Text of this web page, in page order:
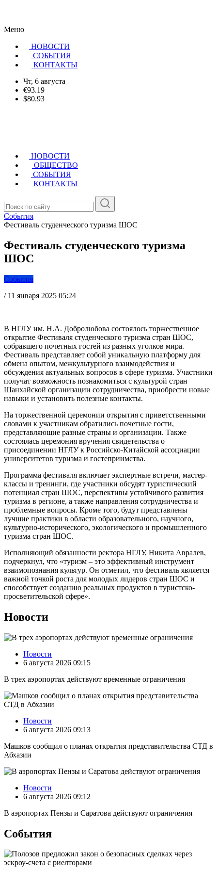
Меню
НОВОСТИ
CОБЫТИЯ
КОНТАКТЫ
Чт, 6 августа
€93.19
$80.93
НОВОСТИ
ОБЩЕСТВО
СОБЫТИЯ
КОНТАКТЫ
События
Фестиваль студенческого туризма ШОС
Фестиваль студенческого туризма
ШОС
События
/ 11 января 2025 05:24
В НГЛУ им. Н.А. Добролюбова состоялось торжественное
открытие Фестиваля студенческого туризма стран ШОС,
собравшего почетных гостей из разных уголков мира.
Фестиваль представляет собой уникальную платформу для
обмена опытом, межкультурного взаимодействия и
обсуждения актуальных вопросов в сфере туризма. Участники
получат возможность познакомиться с культурой стран
Шанхайской организации сотрудничества, приобрести новые
навыки и установить полезные контакты.
На торжественной церемонии открытия с приветственными
словами к участникам обратились почетные гости,
представляющие разные страны и организации. Также
состоялась церемония вручения свидетельства о
присоединении НГЛУ к Российско-Китайской ассоциации
университетов туризма и гостеприимства.
Программа фестиваля включает экспертные встречи, мастер-
классы и тренинги, где участники обсудят туристический
потенциал стран ШОС, перспективы устойчивого развития
туризма в регионе, а также направления сотрудничества и
проблемные вопросы. Кроме того, будут представлены
лучшие практики в области образовательного, научного,
культурно-исторического, экологического и промышленного
туризма стран ШОС.
Исполняющий обязанности ректора НГЛУ, Никита Авралев,
подчеркнул, что «туризм – это эффективный инструмент
взаимопознания культур. Он отметил, что фестиваль является
важной точкой роста для молодых лидеров стран ШОС и
способствует созданию реальных продуктов в туристско-
просветительской сфере».
Новости
Новости
6 августа 2026 09:15
В трех аэропортах действуют временные ограничения
Новости
6 августа 2026 09:13
Машков сообщил о планах открытия представительства СТД в
Абхазии
Новости
6 августа 2026 09:12
В аэропортах Пензы и Саратова действуют ограничения
События